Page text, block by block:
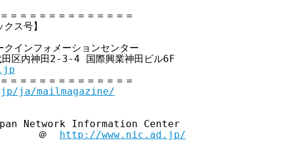
＝＝＝＝＝＝＝＝＝＝＝＝＝
ス号】
ンフォメーションセンター
内神田2-3-4 国際興業神田ビル6F
＝＝＝＝＝＝＝＝＝＝＝＝＝
ja/mailmagazine/
Information Center
＠ http://www.nic.ad.jp/